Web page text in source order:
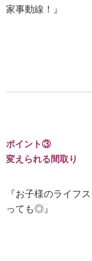
家事動線！』
ポイント③
変えられる間取り
『お子様のライフ
っても◎』